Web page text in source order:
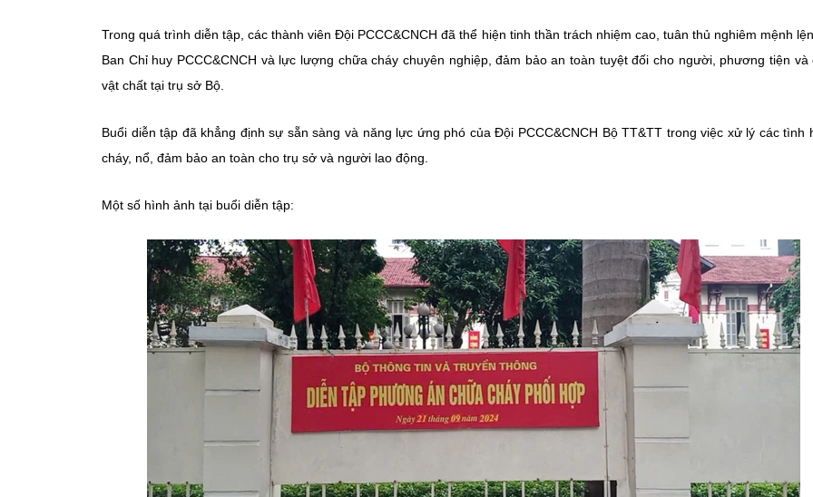
Trong quá trình diễn tập, các thành viên Đội PCCC&CNCH đã thể hiện tinh thần trách nhiệm cao, tuân thủ nghiêm mệnh
Ban Chỉ huy PCCC&CNCH và lực lượng chữa cháy chuyên nghiệp, đảm bảo an toàn tuyệt đối cho người, phương tiện
vật chất tại trụ sở Bộ.
Buổi diễn tập đã khẳng định sự sẵn sàng và năng lực ứng phó của Đội PCCC&CNCH Bộ TT&TT trong việc xử lý các tình
cháy, nổ, đảm bảo an toàn cho trụ sở và người lao động.
Một số hình ảnh tại buổi diễn tập: